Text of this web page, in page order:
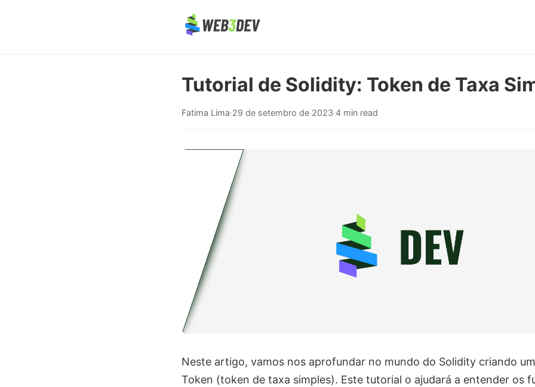
Tutorial de Solidity: Token de Taxa
Fatima Lima·29 de setembro de 2023·4 min read
Neste artigo, vamos nos aprofundar no mundo do Solidity criando
Token (token de taxa simples). Este tutorial o ajudará a entender os